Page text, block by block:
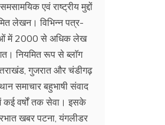
एवं राष्ट्रीय मुद्दों
लेखन। विभिन्न पत्र-
में 2000 से अधिक लेख
नियमित रूप से ब्लाॅग
गुजरात और चंडीगढ़
समाचार बहुभाषी संवाद
कई वर्षों तक सेवा। इसके
खबर पटना, यंगलीडर